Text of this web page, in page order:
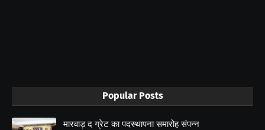
Popular Posts
मारवाड़ द ग्रेट का पदस्थापना समारोह संपन्न